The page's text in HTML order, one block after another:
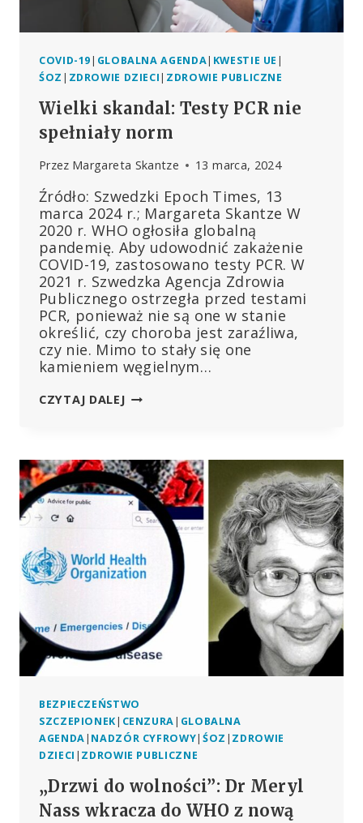
COVID-19| GLOBALNA AGENDA| KWESTIE UE |
ŚOZ | ZDROWIE DZIECI| ZDROWIE PUBLICZNE
Wielki skandal: Testy PCR nie
spełniały norm
Przez Margareta Skantze 13 marca, 2024
Źródło: Szwedzki Epoch Times, 13
marca 2024 r.; Margareta Skantze W
2020 r. WHO ogłosiła globalną
pandemię. Aby udowodnić zakażenie
COVID-19, zastosowano testy PCR. W
2021 r. Szwedzka Agencja Zdrowia
Publicznego ostrzegła przed testami
PCR, ponieważ nie są one w stanie
określić, czy choroba jest zaraźliwa,
czy nie. Mimo to stały się one
kamieniem węgielnym…
CZYTAJ DALEJWIELKI
NIE
SPEŁNIAŁY
NORM
BEZPIECZEŃSTWO
SZCZEPIONEK| CENZURA| GLOBALNA
AGENDA| NADZÓR CYFROWY| ŚOZ | ZDROWIE
DZIECI | ZDROWIE PUBLICZNE
„Drzwi do wolności”: Dr Meryl
Nass wkracza do WHO z nową